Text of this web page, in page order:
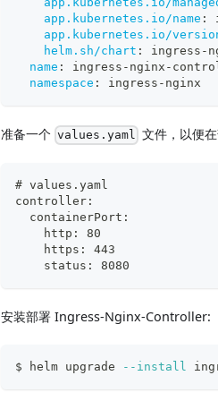
app.kubernetes.io/name :
app.kubernetes.io/
helm.sh/chart : ingress -
name : ingress - nginx -
namespace : ingress - nginx
准备一个 values.yaml 文件，以便
# values.yaml
controller:
  containerPort:
    http: 80
    https: 443
    status: 8080
安装部署 Ingress-Nginx-Controller:
$ helm upgrade --install